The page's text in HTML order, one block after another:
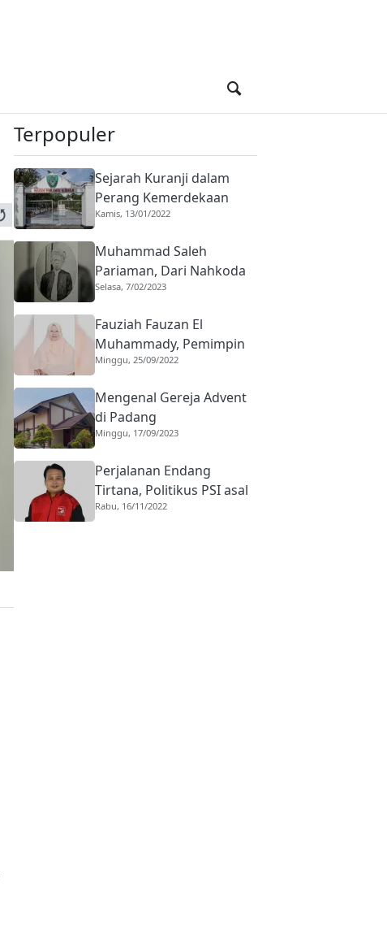
Terpopuler
Sejarah Kuranji dalam
Perang Kemerdekaan
Indonesia, Basis Harimau
Kamis, 13/01/2022
Muhammad Saleh
Pariaman, Dari Nahkoda
ke Saudagar
Selasa, 7/02/2023
Fauziah Fauzan El
Muhammady, Pemimpin
Diniyyah Puteri
Minggu, 25/09/2022
Mengenal Gereja Advent
di Padang
Minggu, 17/09/2023
Perjalanan Endang
Tirtana, Politikus PSI asal
Pasaman ke Kursi
Rabu, 16/11/2022